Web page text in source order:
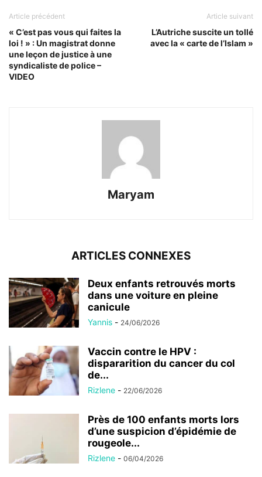
Article précédent
« C’est pas vous qui faites la
loi ! » : Un magistrat donne
une leçon de justice à une
syndicaliste de police –
VIDEO
Article suivant
L’Autriche suscite un tollé
avec la « carte de l’Islam »
Maryam
ARTICLES CONNEXES
Deux enfants retrouvés morts
dans une voiture en pleine
canicule
Yannis - 24/06/2026
Vaccin contre le HPV :
dispararition du cancer du col
de...
Rizlene - 22/06/2026
Près de 100 enfants morts lors
d’une suspicion d’épidémie de
rougeole...
Rizlene - 06/04/2026